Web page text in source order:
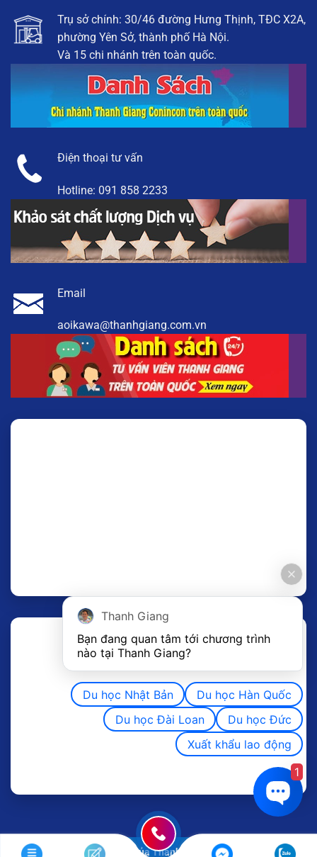
Trụ sở chính: 30/46 đường Hưng Thịnh, TĐC X2A,
phường Yên Sở, thành phố Hà Nội.
Và 15 chi nhánh trên toàn quốc.
Điện thoại tư vấn
Hotline: 091 858 2233
Email
aoikawa@thanhgiang.com.vn
Copyright 2011 ©Website của Thanh Giang liên tục cập nhật nội
Thanh Giang
Bạn đang quan tâm tới chương trình
nào tại Thanh Giang?
Du học Nhật Bản
Du học Hàn Quốc
Du học Đài Loan
Du học Đức
Xuất khẩu lao động
1